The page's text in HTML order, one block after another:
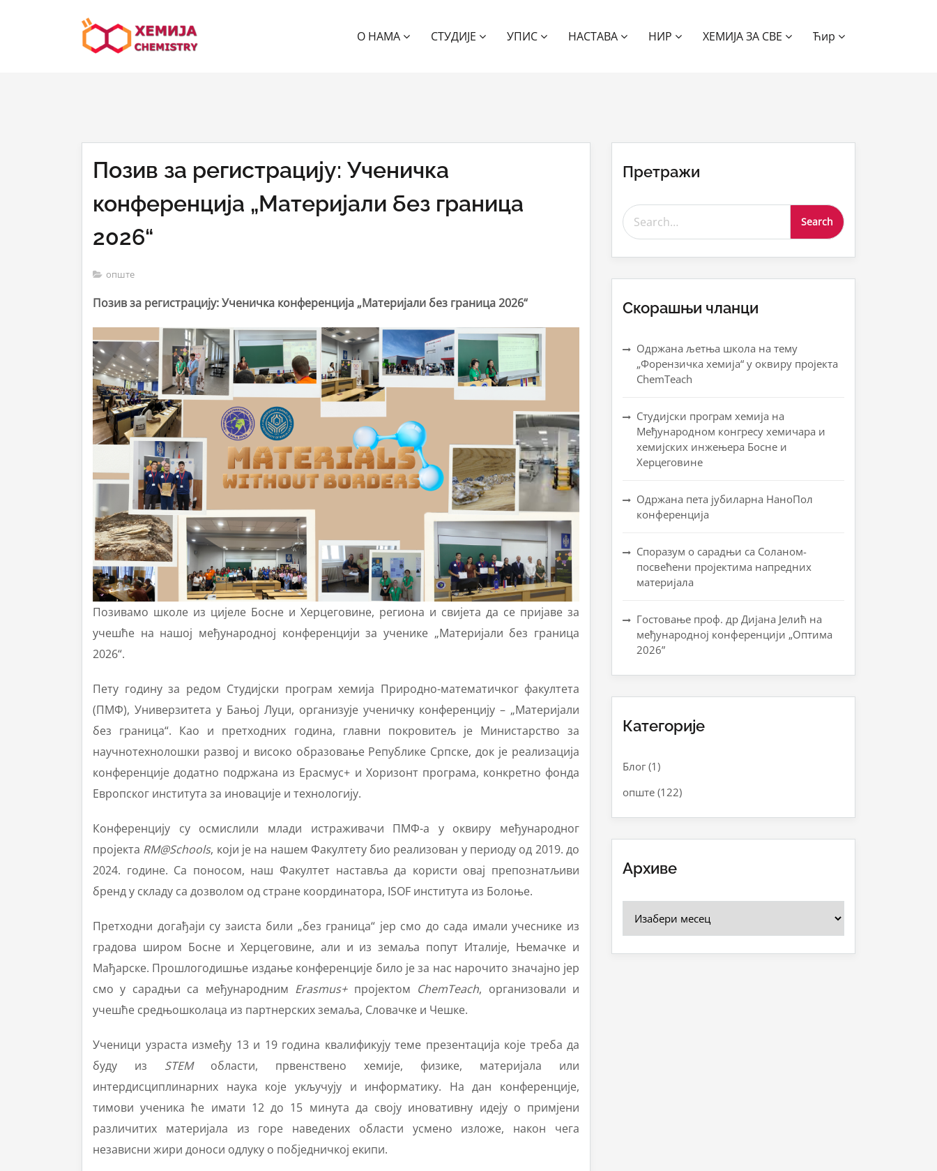
О НАМА СТУДИЈЕ УПИС НАСТАВА НИР ХЕМИЈА ЗА СВЕ Ћир
Позив за регистрацију: Ученичка
конференција „Материјали без граница
2026“
опште
Позив за регистрацију: Ученичка конференција „Материјали без граница 2026“
Позивамо школе из цијеле Босне и Херцeговине, региона и свијета да се пријаве за
учешће на нашој међународној конференцији за ученике „Материјали без граница
2026“.
Пету годину за редом Студијски програм хемија Природно-математичког факултета
(ПМФ), Универзитета у Бањој Луци, организује ученичку конференцију – „Материјали
без граница“. Као и претходних година, главни покровитељ је Министарство за
научнотехнолошки развој и високо образовање Републике Српске, док је реализација
конференције додатно подржана из Ерасмус+ и Хоризонт програмa, конкретно фонда
Европског института за иновације и технологију.
Конференцију су осмислили млади истраживачи ПМФ-а у оквиру међународног
пројекта RM@Schools, који је на нашем Факултету био реализован у периоду од 2019. до
2024. године. Са поносом, наш Факултет наставља да користи овај препознатљиви
бренд у складу са дозволом од стране координатора, ISOF института из Болоње.
Претходни догађаји су заиста били „без граница“ јер смо до сада имали учеснике из
градова широм Босне и Херцеговине, али и из земаља попут Италије, Њемачке и
Мађарске. Прошлогодишње издање конференције било је за нас нарочито значајно јер
смо у сарадњи са међународним Erasmus+пројектом ChemTeach, организовали и
учешће средњошколаца из партнерских земаља, Словачке и Чешке.
Ученици узраста између 13 и 19 година квалификују теме презентација које треба да
буду из STEMобласти, првенствено хемије, физике, материјала или
интердисциплинарних наука које укључују и информатику. На дан конференције,
тимови ученика ће имати 12 до 15 минута да своју иновативну идеју о примјени
различитих материјала из горе наведених области усмено изложе, након чега
независни жири доноси одлуку о побједничкој екипи.
Претражи
Search for:
Скорашњи чланци
Одржана љетња школа на тему
„Форензичка хемија“ у оквиру пројекта
ChemTeach
Студијски програм хемија на
Међународном конгресу хемичара и
хемијских инжењера Босне и
Херцеговине
Одржана пета јубиларна НаноПол
конференција
Споразум о сарадњи са Соланом-
посвећени пројектима напредних
материјала
Гостовање проф. др Дијана Јелић на
међународној конференцији „Оптима
2026”
Категорије
Блог(1)
опште (122)
Архиве